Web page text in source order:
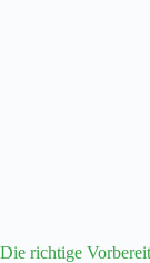
Die richtige